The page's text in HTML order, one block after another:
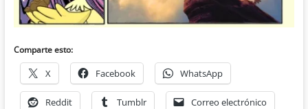
Comparte esto:
X Facebook WhatsApp
Reddit Tumblr Correo electrónico